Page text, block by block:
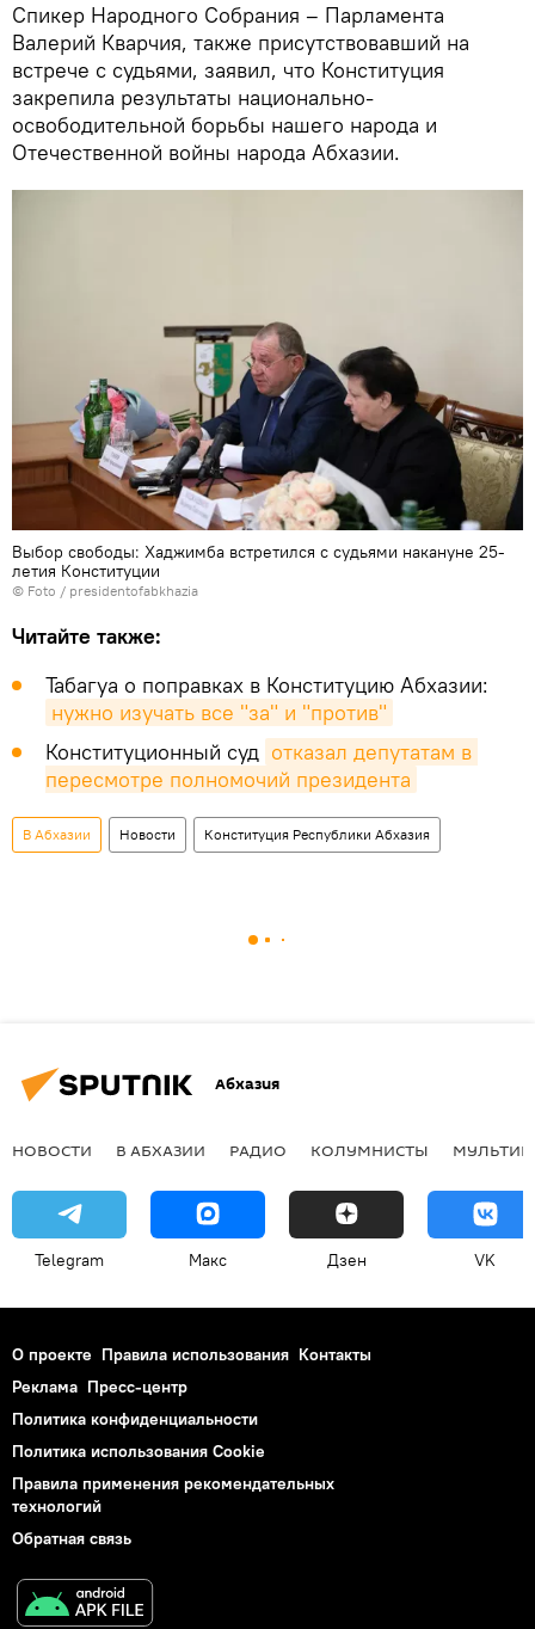
Спикер Народного Собрания – Парламента
Валерий Кварчия, также присутствовавший на
встрече с судьями, заявил, что Конституция
закрепила результаты национально-
освободительной борьбы нашего народа и
Отечественной войны народа Абхазии.
Выбор свободы: Хаджимба встретился с судьями накануне 25-
летия Конституции
© Foto / presidentofabkhazia
Читайте также:
Табагуа о поправках в Конституцию Абхазии:
нужно изучать все "за" и "против"
Конституционный суд отказал депутатам в
пересмотре полномочий президента
В Абхазии Новости Конституция Республики Абхазия
Абхазия
НОВОСТИ В АБХАЗИИ РАДИО КОЛУМНИСТЫ
Telegram Макс Дзен VK
О проекте Правила использования Контакты
Реклама Пресс-центр
Политика конфиденциальности
Политика использования Cookie
Правила применения рекомендательных
технологий
Обратная связь